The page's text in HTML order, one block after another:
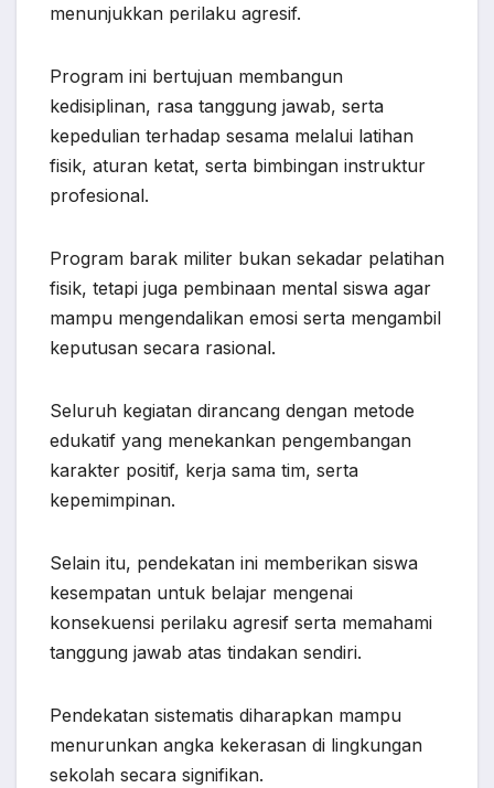
menunjukkan perilaku agresif.
Program ini bertujuan membangun
kedisiplinan, rasa tanggung jawab, serta
kepedulian terhadap sesama melalui latihan
fisik, aturan ketat, serta bimbingan instruktur
profesional.
Program barak militer bukan sekadar pelatihan
fisik, tetapi juga pembinaan mental siswa agar
mampu mengendalikan emosi serta mengambil
keputusan secara rasional.
Seluruh kegiatan dirancang dengan metode
edukatif yang menekankan pengembangan
karakter positif, kerja sama tim, serta
kepemimpinan.
Selain itu, pendekatan ini memberikan siswa
kesempatan untuk belajar mengenai
konsekuensi perilaku agresif serta memahami
tanggung jawab atas tindakan sendiri.
Pendekatan sistematis diharapkan mampu
menurunkan angka kekerasan di lingkungan
sekolah secara signifikan.